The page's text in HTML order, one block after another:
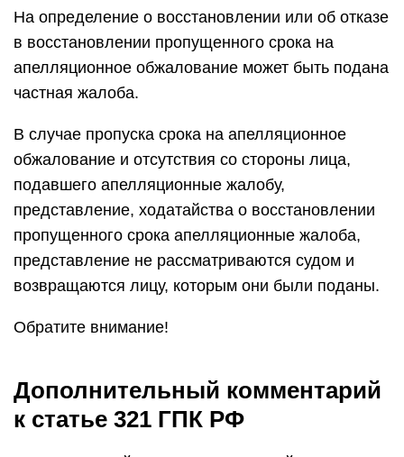
На определение о восстановлении или об отказе
в восстановлении пропущенного срока на
апелляционное обжалование может быть подана
частная жалоба.
В случае пропуска срока на апелляционное
обжалование и отсутствия со стороны лица,
подавшего апелляционные жалобу,
представление, ходатайства о восстановлении
пропущенного срока апелляционные жалоба,
представление не рассматриваются судом и
возвращаются лицу, которым они были поданы.
Обратите внимание!
Дополнительный комментарий
к статье 321 ГПК РФ